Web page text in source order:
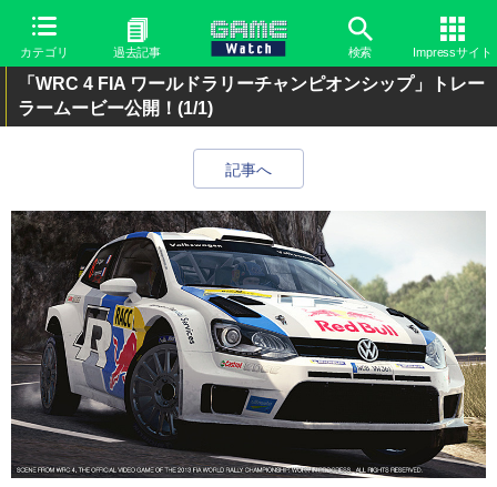
カテゴリ 過去記事 検索 Impressサイト
「WRC 4 FIA ワールドラリーチャンピオンシップ」トレー
ラームービー公開！ (1/1)
記事へ